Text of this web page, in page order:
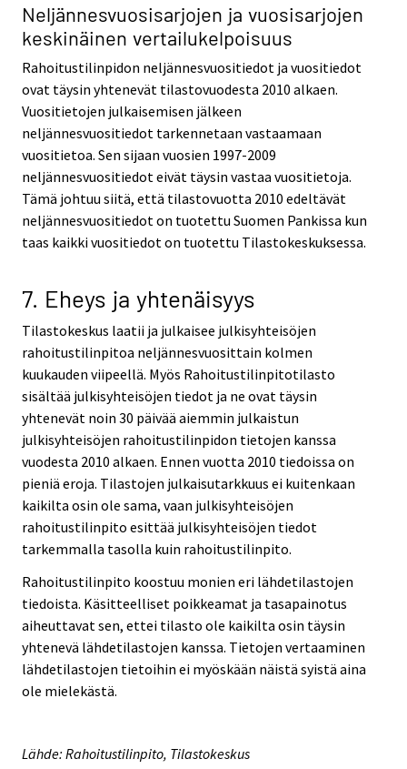
Neljännesvuosisarjojen ja vuosisarjojen
keskinäinen vertailukelpoisuus
Rahoitustilinpidon neljännesvuositiedot ja vuositiedot
ovat täysin yhtenevät tilastovuodesta 2010 alkaen.
Vuositietojen julkaisemisen jälkeen
neljännesvuositiedot tarkennetaan vastaamaan
vuositietoa. Sen sijaan vuosien 1997-2009
neljännesvuositiedot eivät täysin vastaa vuositietoja.
Tämä johtuu siitä, että tilastovuotta 2010 edeltävät
neljännesvuositiedot on tuotettu Suomen Pankissa kun
taas kaikki vuositiedot on tuotettu Tilastokeskuksessa.
7. Eheys ja yhtenäisyys
Tilastokeskus laatii ja julkaisee julkisyhteisöjen
rahoitustilinpitoa neljännesvuosittain kolmen
kuukauden viipeellä. Myös Rahoitustilinpitotilasto
sisältää julkisyhteisöjen tiedot ja ne ovat täysin
yhtenevät noin 30 päivää aiemmin julkaistun
julkisyhteisöjen rahoitustilinpidon tietojen kanssa
vuodesta 2010 alkaen. Ennen vuotta 2010 tiedoissa on
pieniä eroja. Tilastojen julkaisutarkkuus ei kuitenkaan
kaikilta osin ole sama, vaan julkisyhteisöjen
rahoitustilinpito esittää julkisyhteisöjen tiedot
tarkemmalla tasolla kuin rahoitustilinpito.
Rahoitustilinpito koostuu monien eri lähdetilastojen
tiedoista. Käsitteelliset poikkeamat ja tasapainotus
aiheuttavat sen, ettei tilasto ole kaikilta osin täysin
yhtenevä lähdetilastojen kanssa. Tietojen vertaaminen
lähdetilastojen tietoihin ei myöskään näistä syistä aina
ole mielekästä.
Lähde: Rahoitustilinpito, Tilastokeskus